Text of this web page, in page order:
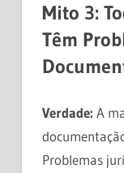
Mito 3:
Têm
Verdade: A
Problemas